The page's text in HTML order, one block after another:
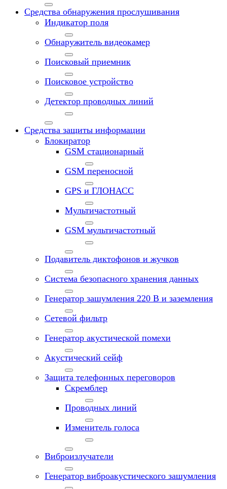
Средства обнаружения прослушивания
Индикатор поля
Обнаружитель видеокамер
Поисковый приемник
Поисковое устройство
Детектор проводных линий
Средства защиты информации
Блокиратор
GSM стационарный
GSM переносной
GPS и ГЛОНАСС
Мультичастотный
GSM мультичастотный
Подавитель диктофонов и жучков
Система безопасного хранения данных
Генератор зашумления 220 В и заземления
Сетевой фильтр
Генератор акустической помехи
Акустический сейф
Защита телефонных переговоров
Скремблер
Проводных линий
Изменитель голоса
Виброизлучатели
Генератор виброакустического зашумления